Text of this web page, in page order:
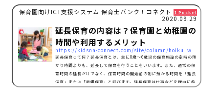
保育園向けICT支援システム 保育士バンク！コネクト 1 Pocket
2020.09.29
延長保育の内容は？保育園と幼稚園の
時間や利用するメリット
https://kidsna-connect.com/site/column/hoiku_workstyle/3987
延長保育って何？延長保育とは、主に0歳～6歳児の保育施設の定時の預
かり時間よりも、延長して保育を行うことをいいます。また、通常の保
育時間の延長だけでなく、保育時間の開始前の朝に預かる時間を「延長
保育」または「早朝保育」と呼びます。延長保育は仕事などを理由に希